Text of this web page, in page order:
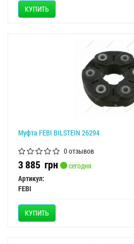
КУПИТЬ
Муфта FEBI BILSTEIN 26294
0 отзывов
3 885 грн
сегодня
Артикул:
FEBI
КУПИТЬ